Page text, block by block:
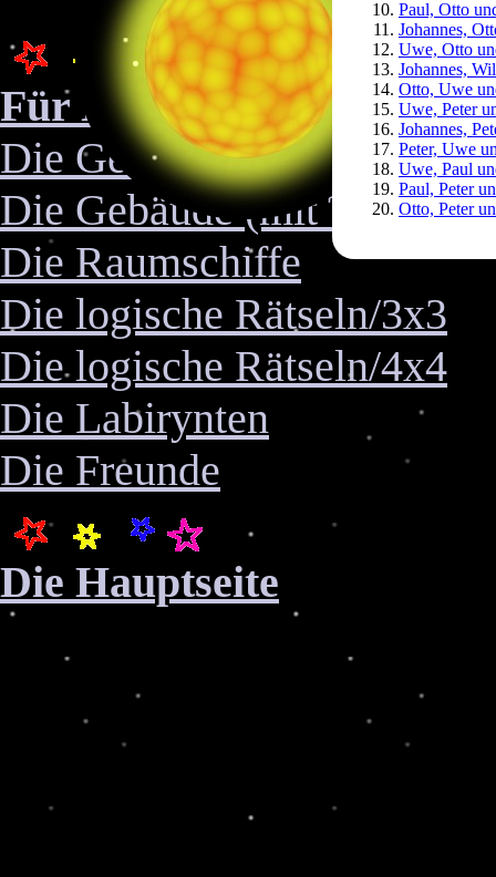
Paul, Otto
Johannes,
Uwe, Otto
Johannes,
Otto, Uwe
Uwe, Peter
Johannes,
Peter, Uwe
Uwe, Paul
Paul, Peter
Otto, Peter
Für Kinder
Die Gebäude (ohne Text.)
Die Gebäude (mit Text.)
Die Raumschiffe
Die logische Rätseln/3x3
Die logische Rätseln/4x4
Die Labirynten
Die Freunde
Die Hauptseite